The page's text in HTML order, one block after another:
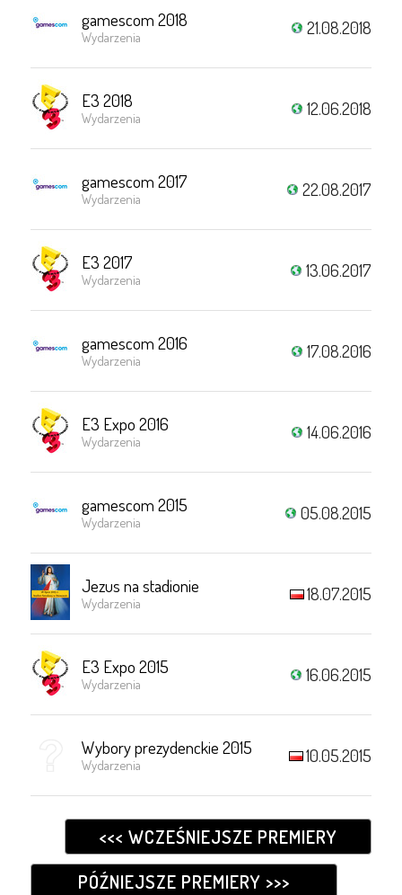
gamescom 2018
Wydarzenia 21.08.2018
E3 2018
Wydarzenia 12.06.2018
gamescom 2017
Wydarzenia 22.08.2017
E3 2017
Wydarzenia 13.06.2017
gamescom 2016
Wydarzenia 17.08.2016
E3 Expo 2016
Wydarzenia 14.06.2016
gamescom 2015
Wydarzenia 05.08.2015
Jezus na stadionie
Wydarzenia 18.07.2015
E3 Expo 2015
Wydarzenia 16.06.2015
Wybory prezydenckie 2015
Wydarzenia 10.05.2015
<<< WCZEŚNIEJSZE PREMIERY
PÓŹNIEJSZE PREMIERY >>>